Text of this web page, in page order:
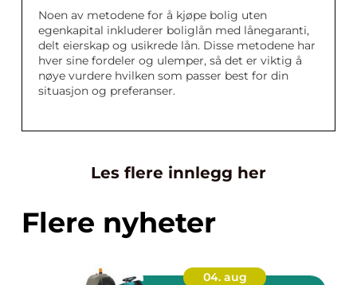
Noen av metodene for å kjøpe bolig uten
egenkapital inkluderer boliglån med lånegaranti,
delt eierskap og usikrede lån. Disse metodene har
hver sine fordeler og ulemper, så det er viktig å
nøye vurdere hvilken som passer best for din
situasjon og preferanser.
Les flere innlegg her
Flere nyheter
04. aug